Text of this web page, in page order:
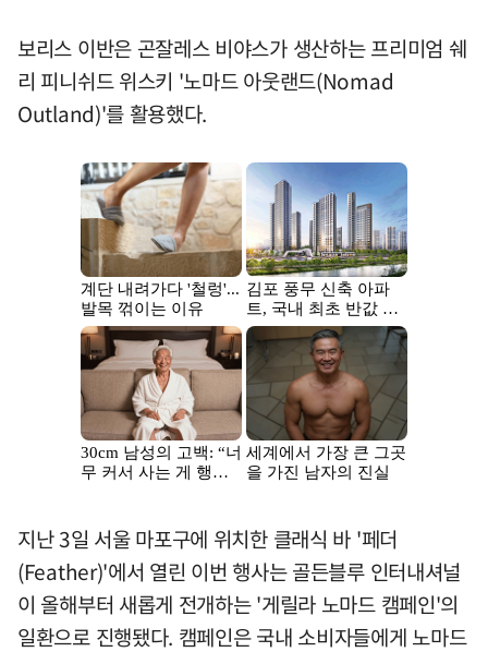
보리스 이반은 곤잘레스 비야스가 생산하는 프리미엄 쉐
리 피니쉬드 위스키 '노마드 아웃랜드(Nomad
Outland)'를 활용했다.
지난 3일 서울 마포구에 위치한 클래식 바 '페더
(Feather)'에서 열린 이번 행사는 골든블루 인터내셔널
이 올해부터 새롭게 전개하는 '게릴라 노마드 캠페인'의
일환으로 진행됐다. 캠페인은 국내 소비자들에게 노마드